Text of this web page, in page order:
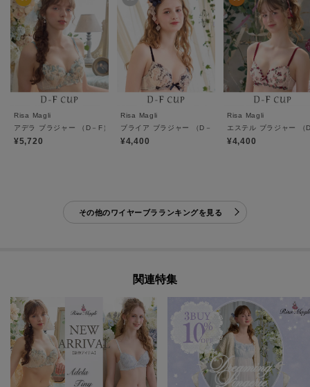
Risa Magli
アデラ ブラジャー （D－F） ＜D Make Type＞
¥5,720
Risa Magli
ブライア ブラジャー （D－F） ＜リサマリミラクル谷間
¥4,400
Risa Magli
エステル ブラジャー
¥4,400
その他のワイヤーブラランキングを見る
関連特集